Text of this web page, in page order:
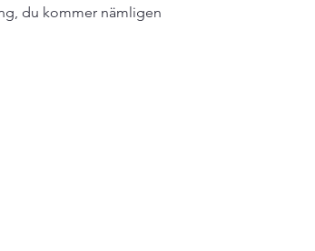
du kommer nämligen